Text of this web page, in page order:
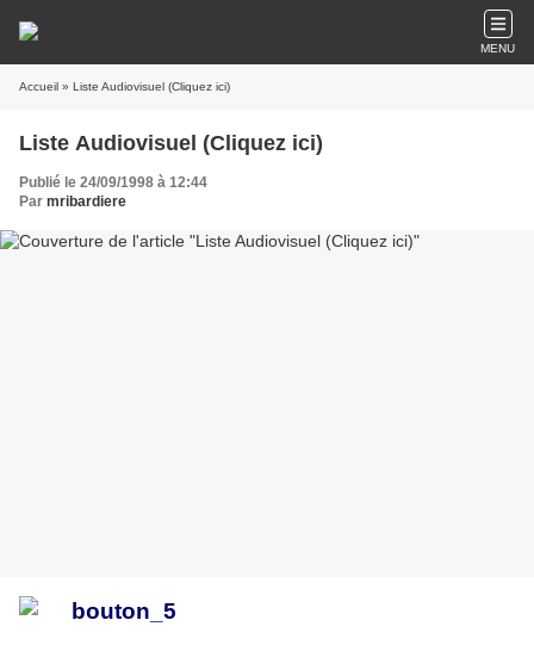
MENU
Accueil » Liste Audiovisuel (Cliquez ici)
Liste Audiovisuel (Cliquez ici)
Publié le 24/09/1998 à 12:44
Par mribardiere